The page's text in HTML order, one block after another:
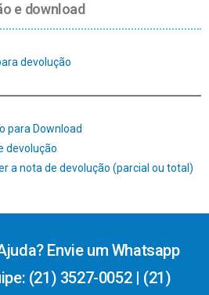
e download
devolução
para Download
devolução
a nota de devolução (parcial ou total)
Envie um Whatsapp
(21) 3527-0052 | (21)